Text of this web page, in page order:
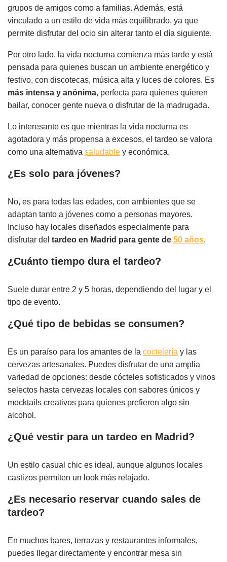
grupos de amigos como a familias. Además, está
vinculado a un estilo de vida más equilibrado, ya que
permite disfrutar del ocio sin alterar tanto el día siguiente.
Por otro lado, la vida nocturna comienza más tarde y está
pensada para quienes buscan un ambiente energético y
festivo, con discotecas, música alta y luces de colores. Es
más intensa y anónima, perfecta para quienes quieren
bailar, conocer gente nueva o disfrutar de la madrugada.
Lo interesante es que mientras la vida nocturna es
agotadora y más propensa a excesos, el tardeo se valora
como una alternativa saludable y económica.
¿Es solo para jóvenes?
No, es para todas las edades, con ambientes que se
adaptan tanto a jóvenes como a personas mayores.
Incluso hay locales diseñados especialmente para
disfrutar del tardeo en Madrid para gente de 50 años.
¿Cuánto tiempo dura el tardeo?
Suele durar entre 2 y 5 horas, dependiendo del lugar y el
tipo de evento.
¿Qué tipo de bebidas se consumen?
Es un paraíso para los amantes de la coctelería y las
cervezas artesanales. Puedes disfrutar de una amplia
variedad de opciones: desde cócteles sofisticados y vinos
selectos hasta cervezas locales con sabores únicos y
mocktails creativos para quienes prefieren algo sin
alcohol.
¿Qué vestir para un tardeo en Madrid?
Un estilo casual chic es ideal, aunque algunos locales
castizos permiten un look más relajado.
¿Es necesario reservar cuando sales de
tardeo?
En muchos bares, terrazas y restaurantes informales,
puedes llegar directamente y encontrar mesa sin